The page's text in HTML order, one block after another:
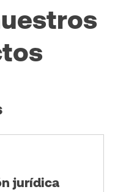
jurídica